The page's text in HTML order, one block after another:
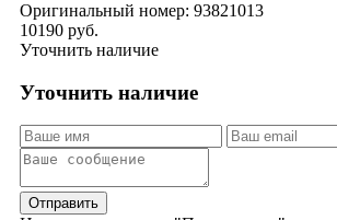
Оригинальный номер: 93821013
10190 руб.
Уточнить наличие
Уточнить наличие
Отправить